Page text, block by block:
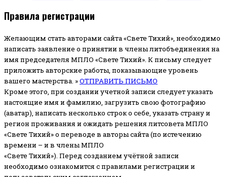
Правила регистрации
Желающим стать авторами сайта «Свете Тихий», необходимо
написать заявление о принятии в члены литобъединения на
имя председателя МПЛО «Свете Тихий». К письму следует
приложить авторские работы, показывающие уровень
вашего мастерства. »ОТПРАВИТЬ ПИСЬМО
Кроме этого, при создании учетной записи следует указать
настоящие имя и фамилию, загрузить свою фотографию
(аватар), написать несколько строк о себе, указать страну и
регион проживания и ожидать решения литсовета МПЛО
«Свете Тихий» о переводе в авторы сайта (по истечению
времени – и в члены МПЛО
«Свете Тихий»). Перед созданием учётной записи
необходимо ознакомится с правилами регистрации и